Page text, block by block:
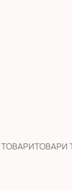
ТОВАРИТОВАРИ